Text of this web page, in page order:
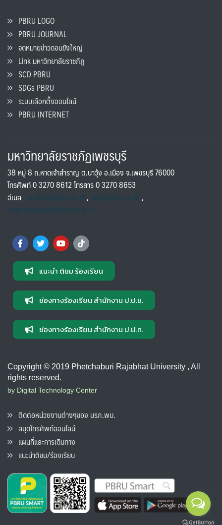
PBRU LOGO
PBRU JOURNAL
จดหมายข่าวดอนขังใหญ่
Link มหาวิทยาลัยราชภัฏ
SCD PBRU
SDGs PBRU
ระบบเลือกตั้งออนไลน์
PBRU INTERNET
มหาวิทยาลัยราชภัฏเพชรบุรี
38 หมู่ 8 ถ.หาดเจ้าสำราญ ต.นาวุ้ง อ.เมือง จ.เพชรบุรี 76000
โทรศัพท์ 0 3270 8612 โทรสาร 0 3270 8653
อีเมล saraban@pbru.ac.th, info@pbru.ac.th,
international@mail.pbru.ac.th
แนะนำ ติชม ร้องเรียน
ช่องทางร้องเรียน สำนักงาน ป.ป.ช.
ช่องทางร้องเรียน สำนักงาน ป.ป.ท.
Copyright © 2019 Phetchaburi Rajabhat University , All
rights reserved.
by Digital Technology Center
ติดต่อหน่วยงานต่างๆของ มรภ.พบ.
สมุดโทรศัพท์ออนไลน์
แผนที่และการเดินทาง
แนะนำติชม/ร้องเรียน